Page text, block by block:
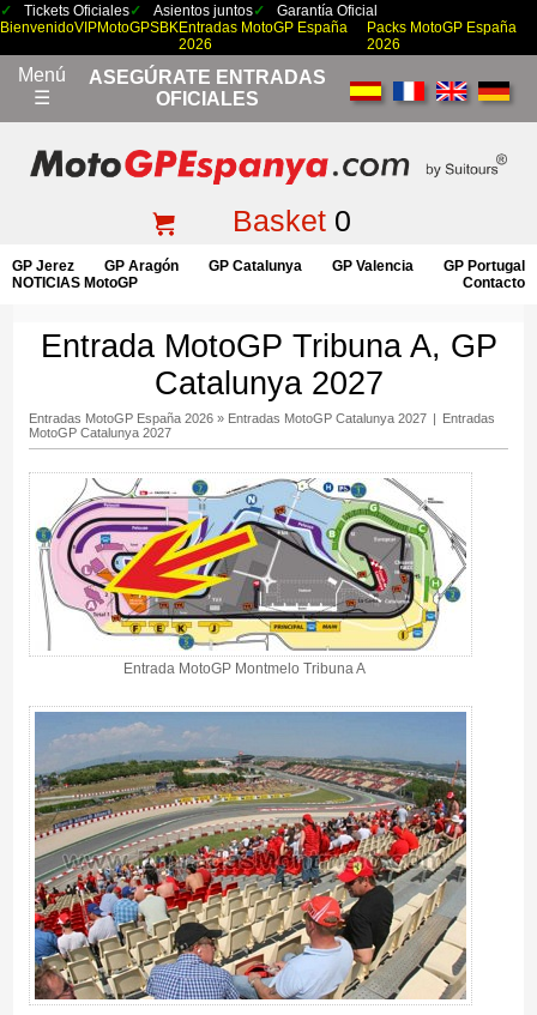
Tickets Oficiales Asientos juntos
Garantía Oficial
BienvenidoVIPMotoGPSBKEntradas MotoGP España
2026
Packs MotoGP España
2026
Menú
☰
ASEGÚRATE ENTRADAS
OFICIALES
Basket0
GP Jerez GP Aragón GP Catalunya GP Valencia
GP Portugal
NOTICIAS MotoGP
Contacto
Entrada MotoGP Tribuna A, GP
Catalunya 2027
Entradas MotoGP España 2026» Entradas MotoGP Catalunya 2027 | Entradas
MotoGP Catalunya 2027
Entrada MotoGP Montmelo Tribuna A